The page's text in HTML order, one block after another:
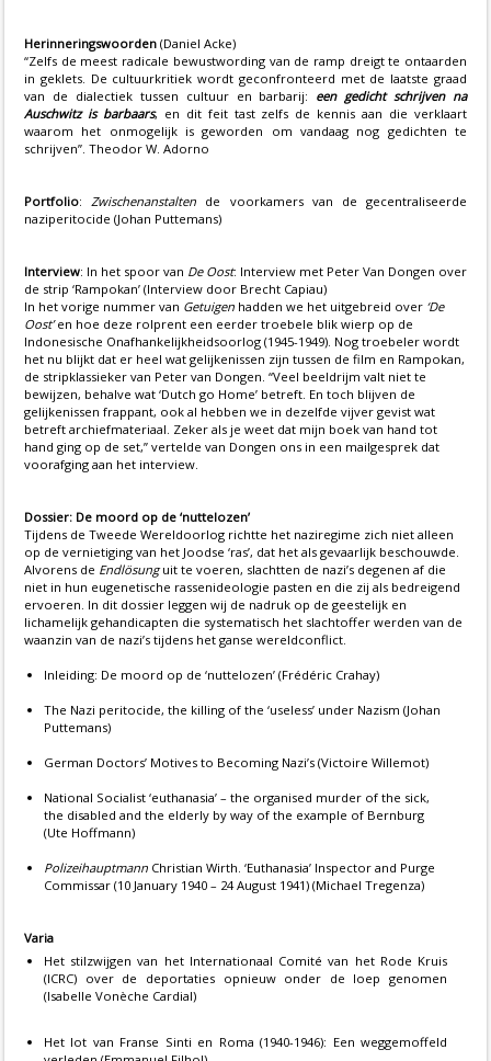
Herinneringswoorden (Daniel Acke)
“Zelfs de meest radicale bewustwording van de ramp dreigt te ontaarden
in geklets. De cultuurkritiek wordt geconfronteerd met de laatste graad
van de dialectiek tussen cultuur en barbarij: een gedicht schrijven na
Auschwitz is barbaars, en dit feit tast zelfs de kennis aan die verklaart
waarom het onmogelijk is geworden om vandaag nog gedichten te
schrijven”. Theodor W. Adorno
Portfolio:Zwischenanstalten de voorkamers van de gecentraliseerde
naziperitocide (Johan Puttemans)
Interview: In het spoor van De Oost: Interview met Peter Van Dongen over
de strip ‘Rampokan’ (Interview door Brecht Capiau)
In het vorige nummer van Getuigen hadden we het uitgebreid over ‘De
Oost’en hoe deze rolprent een eerder troebele blik wierp op de
Indonesische Onafhankelijkheidsoorlog (1945-1949). Nog troebeler wordt
het nu blijkt dat er heel wat gelijkenissen zijn tussen de film en Rampokan,
de stripklassieker van Peter van Dongen. “Veel beeldrijm valt niet te
bewijzen, behalve wat ‘Dutch go Home’ betreft. En toch blijven de
gelijkenissen frappant, ook al hebben we in dezelfde vijver gevist wat
betreft archiefmateriaal. Zeker als je weet dat mijn boek van hand tot
hand ging op de set,” vertelde van Dongen ons in een mailgesprek dat
voorafging aan het interview.
Dossier: De moord op de ‘nuttelozen’
Tijdens de Tweede Wereldoorlog richtte het naziregime zich niet alleen
op de vernietiging van het Joodse ‘ras’, dat het als gevaarlijk beschouwde.
Alvorens de Endlösunguit te voeren, slachtten de nazi’s degenen af die
niet in hun eugenetische rassenideologie pasten en die zij als bedreigend
ervoeren. In dit dossier leggen wij de nadruk op de geestelijk en
lichamelijk gehandicapten die systematisch het slachtoffer werden van de
waanzin van de nazi’s tijdens het ganse wereldconflict.
Inleiding: De moord op de ‘nuttelozen’ (Frédéric Crahay)
The Nazi peritocide, the killing of the ‘useless’ under Nazism (Johan
Puttemans)
German Doctors’ Motives to Becoming Nazi’s (Victoire Willemot)
National Socialist ‘euthanasia’ – the organised murder of the sick,
the disabled and the elderly by way of the example of Bernburg
(Ute Hoffmann)
Polizeihauptmann Christian Wirth. ‘Euthanasia’ Inspector and Purge
Commissar (10 January 1940 – 24 August 1941) (Michael Tregenza)
Varia
Het stilzwijgen van het Internationaal Comité van het Rode Kruis
(ICRC) over de deportaties opnieuw onder de loep genomen
(Isabelle Vonèche Cardial)
Het lot van Franse Sinti en Roma (1940-1946): Een weggemoffeld